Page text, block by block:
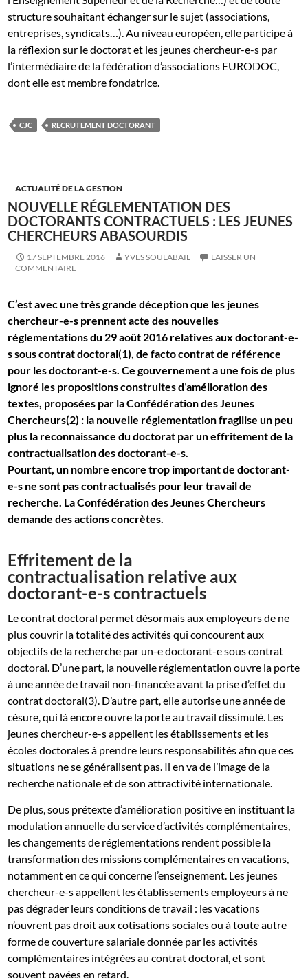
structure souhaitant échanger sur le sujet (associations,
entreprises, syndicats…). Au niveau européen, elle participe à
la réflexion sur le doctorat et les jeunes chercheur-e-s par
l’intermédiaire de la fédération d’associations EURODOC,
dont elle est membre fondatrice.
CJC RECRUTEMENT DOCTORANT
ACTUALITÉ DE LA GESTION
NOUVELLE RÉGLEMENTATION DES
DOCTORANTS CONTRACTUELS : LES JEUNES
CHERCHEURS ABASOURDIS
17 SEPTEMBRE 2016 YVES SOULABAIL
LAISSER UN
COMMENTAIRE
C’est avec une très grande déception que les jeunes
chercheur-e-s prennent acte des nouvelles
réglementations du 29 août 2016 relatives aux doctorant-e-
s sous contrat doctoral(1), de facto contrat de référence
pour les doctorant-e-s.Ce gouvernement a une fois de plus
ignoré les propositions construites d’amélioration des
textes, proposées par la Confédération des Jeunes
Chercheurs(2) : la nouvelle réglementation fragilise un peu
plus la reconnaissance du doctorat par un effritement de la
contractualisation des doctorant-e-s.
Pourtant, un nombre encore trop important de doctorant-
e-s ne sont pas contractualisés pour leur travail de
recherche. La Confédération des Jeunes Chercheurs
demande des actions concrètes.
Effritement de la
contractualisation relative aux
doctorant-e-s contractuels
Le contrat doctoral permet désormais aux employeurs de ne
plus couvrir la totalité des activités qui concourent aux
objectifs de la recherche par un-e doctorant-e sous contrat
doctoral. D’une part, la nouvelle réglementation ouvre la porte
à une année de travail non-financée avant la prise d’effet du
contrat doctoral(3). D’autre part, elle autorise une année de
césure, qui là encore ouvre la porte au travail dissimulé. Les
jeunes chercheur-e-s appellent les établissements et les
écoles doctorales à prendre leurs responsabilités afin que ces
situations ne se généralisent pas. Il en va de l’image de la
recherche nationale et de son attractivité internationale.
De plus, sous prétexte d’amélioration positive en instituant la
modulation annuelle du service d’activités complémentaires,
les changements de réglementations rendent possible la
transformation des missions complémentaires en vacations,
notamment en ce qui concerne l’enseignement. Les jeunes
chercheur-e-s appellent les établissements employeurs à ne
pas dégrader leurs conditions de travail : les vacations
n’ouvrent pas droit aux cotisations sociales ou à toute autre
forme de couverture salariale donnée par les activités
complémentaires intégrées au contrat doctoral, et sont
souvent payées en retard.